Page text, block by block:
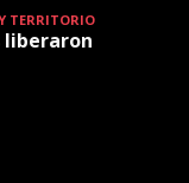
TERRITORIO
liberaron